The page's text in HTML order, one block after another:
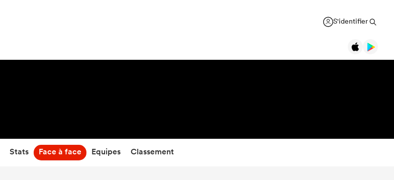
S'identifier
Stats Face à face Equipes Classement